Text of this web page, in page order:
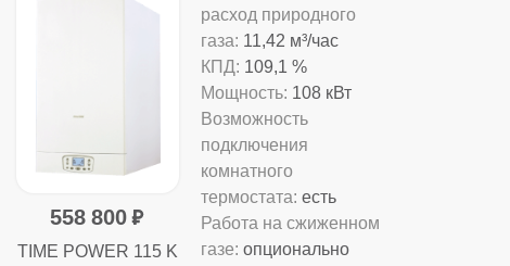
558 800
TIME POWER 115 K
расход природного
газа: 11,42 м³/час
КПД: 109,1 %
Мощность: 108 кВт
Возможность
подключения
комнатного
термостата: есть
Работа на сжиженном
газе: опционально